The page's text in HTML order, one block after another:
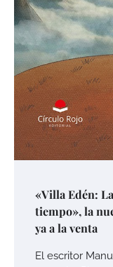
«Villa Edén:
tiempo», la
ya a la venta
El escritor